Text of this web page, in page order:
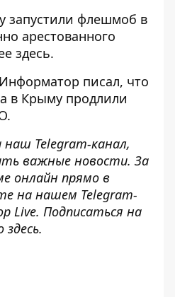
запустили флешмоб в
арестованного
здесь.
писал, что
в Крыму продлили
наш Telegram-канал,
важные новости. За
онлайн прямо в
на нашем Telegram-
Live. Подписаться на
здесь.